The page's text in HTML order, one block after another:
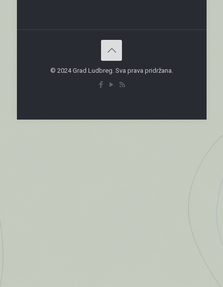
© 2024 Grad Ludbreg. Sva prava pridržana.